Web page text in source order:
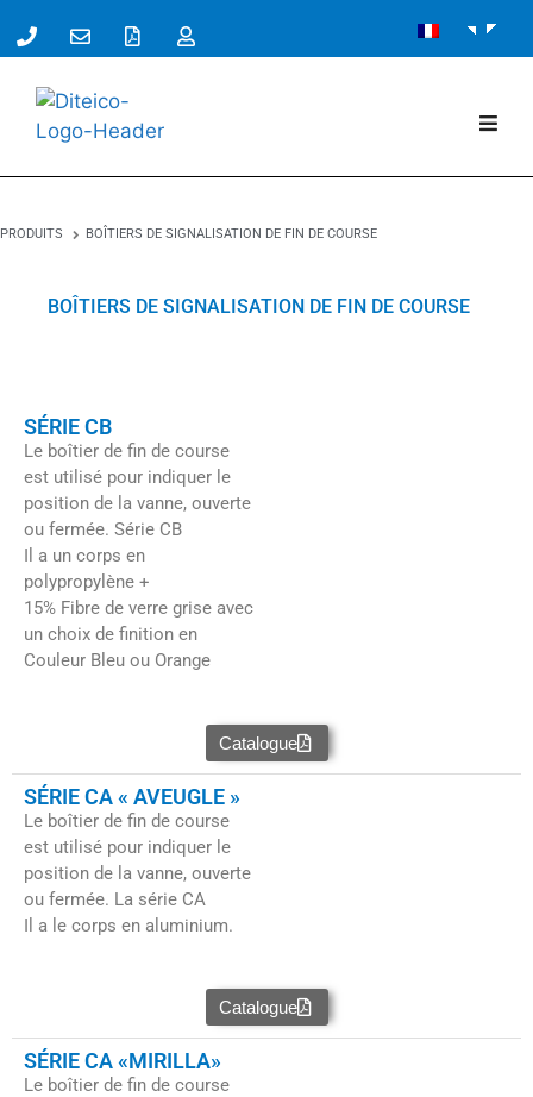
PRODUITS BOÎTIERS DE SIGNALISATION DE FIN DE COURSE
BOÎTIERS DE SIGNALISATION DE FIN DE COURSE
SÉRIE CB
Le boîtier de fin de course
est utilisé pour indiquer le
position de la vanne, ouverte
ou fermée. Série CB
Il a un corps en
polypropylène +
15% Fibre de verre grise avec
un choix de finition en
Couleur Bleu ou Orange
Catalogue
SÉRIE CA « AVEUGLE »
Le boîtier de fin de course
est utilisé pour indiquer le
position de la vanne, ouverte
ou fermée. La série CA
Il a le corps en aluminium.
Catalogue
SÉRIE CA «MIRILLA»
Le boîtier de fin de course